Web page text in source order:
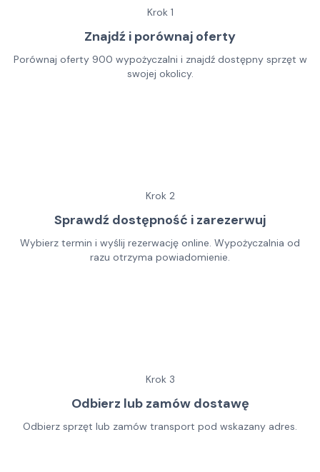
Krok 1
Znajdź i porównaj oferty
Porównaj oferty 900 wypożyczalni i znajdź dostępny sprzęt w
swojej okolicy.
Krok 2
Sprawdź dostępność i zarezerwuj
Wybierz termin i wyślij rezerwację online. Wypożyczalnia od
razu otrzyma powiadomienie.
Krok 3
Odbierz lub zamów dostawę
Odbierz sprzęt lub zamów transport pod wskazany adres.